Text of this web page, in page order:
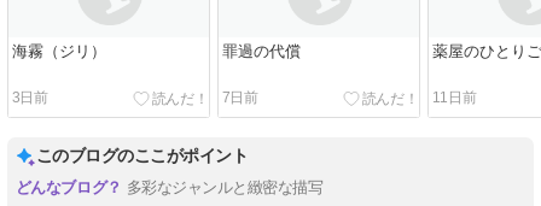
海霧（ジリ）
3日前
罪過の代償
7日前
薬屋のひとり
11日前
このブログのここがポイント
多彩なジャンルと緻密な描写